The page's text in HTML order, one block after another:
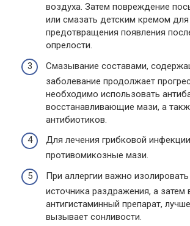
воздуха. Затем повреждение
или смазать детским кремом для
предотвращения появления
опрелости.
Смазывание составами,
заболевание продолжает
необходимо использовать
восстанавливающие мази, а
антибиотиков.
Для лечения грибковой
противомикозные мази.
При аллергии важно
источника раздражения, а затем
антигистаминный препарат,
вызывает сонливости.